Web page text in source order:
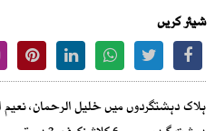
شیئر کریں
ہلاک دہشتگردوں میں خلیل الرحمان،